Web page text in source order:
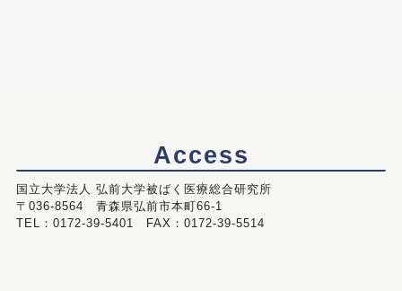
Access
国立大学法人 弘前大学被ばく医療総合研究所
〒036-8564 青森県弘前市本町66-1
TEL：0172-39-5401 FAX：0172-39-5514